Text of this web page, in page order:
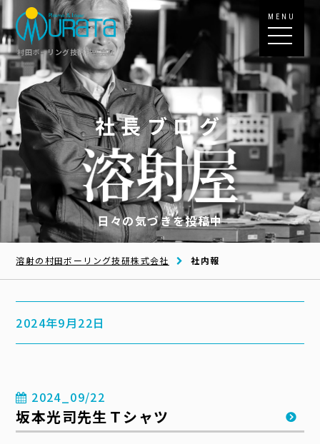
村田ボーリング技研株式会社
MENU
社長ブログ
日々の気づきを投稿中
溶射の村田ボーリング技研株式会社 社内報
2024年9月22日
2024_09/22
坂本光司先生Ｔシャツ